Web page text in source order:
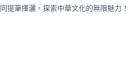
提筆揮灑，探索中華文化的無限魅力！